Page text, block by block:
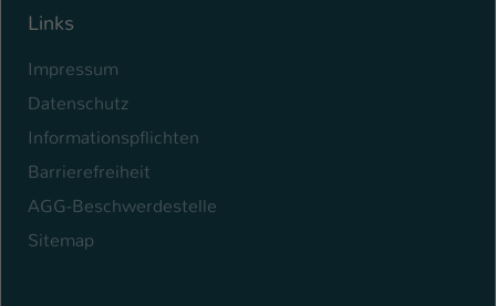
Links
Impressum
Datenschutz
Informationspflichten
Barrierefreiheit
AGG-Beschwerdestelle
Sitemap